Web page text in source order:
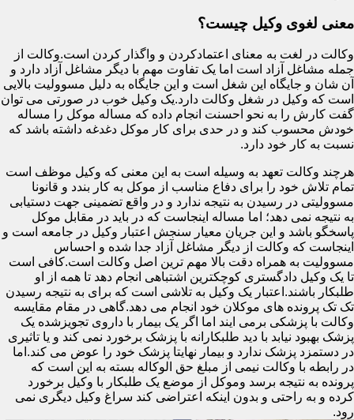
معنی لغوی وکیل چیست؟
وکالت در لغت به معنای اعتمادکردن و واگذار کردن است.وکالت از
جمله مشاغل آزاد است اما یک تفاوت مهم با دیگر مشاغل آزاد دارد و
آن شان و جایگاه این شغل است و این جایگاه به دلیل مسوولیت بالایی
است که وکیل در شغل وکالت دارد.یک وکیل خوب در صورتی می توان
گفت کارش را به نحو احسنت انجام داده که مساله موکل را مساله
خودش محسوب کند و در حدی برای کار موکل دغدغه داشته باشد که
نسبت به کار خود دارد.
هرچند وکالت تعهد به وسیله است به این معنی که وکیل موظف است
تمام تلاش خود را برای دفاع مناسب از موکل به کار بندد و قانونا
مسوولیتی در رسیدن به نتیجه ندارد و در واقع تضمینی جهت دستیابی
به نتیجه نمی دهد؛ اما مساله اینجاست که در باید در مقابل موکل
پاسخگو باشد و این جریان معیار سنجش اعتبار وکیل در جامعه است و
اینجاست که وکالت از دیگر مشاغل آزاد جدا شده و احساس
مسوولیت به همراه دقت بالا مهم ترین اصل وکالت است.کافی است
تا یک وکیل دادگستری کوچکترین اشتباهی انجام دهد تا همه از او
طلبکار باشند.اعتبار یک وکیل به تلاشی است که برای به نتیجه رسیدن
تک تک پرونده های موکلان خود انجام می دهد.گاهی در مقام مقایسه
وکالت با پزشکی برمی ایند اما اگر یک بیمار با داروی تجویزشده یک
پزشک بهبود نیابد با دید طلبکارانه با پزشک برخورد نمی کند و یا تاثیری
در دستمزد پزشک ندارد و بیمار نهایتا پزشک خود را عوض می کند.اما
در رابطه با وکالت نیمی از مبلغ حق الوکاله بسته به این است که
پرونده به نتیجه برسد وموکل از موضع یک طلبکار با وکیل برخورد
کرده و به راحتی و بدون اینکه اعتراضی کند سراغ وکیل دیگری نمی
رود.